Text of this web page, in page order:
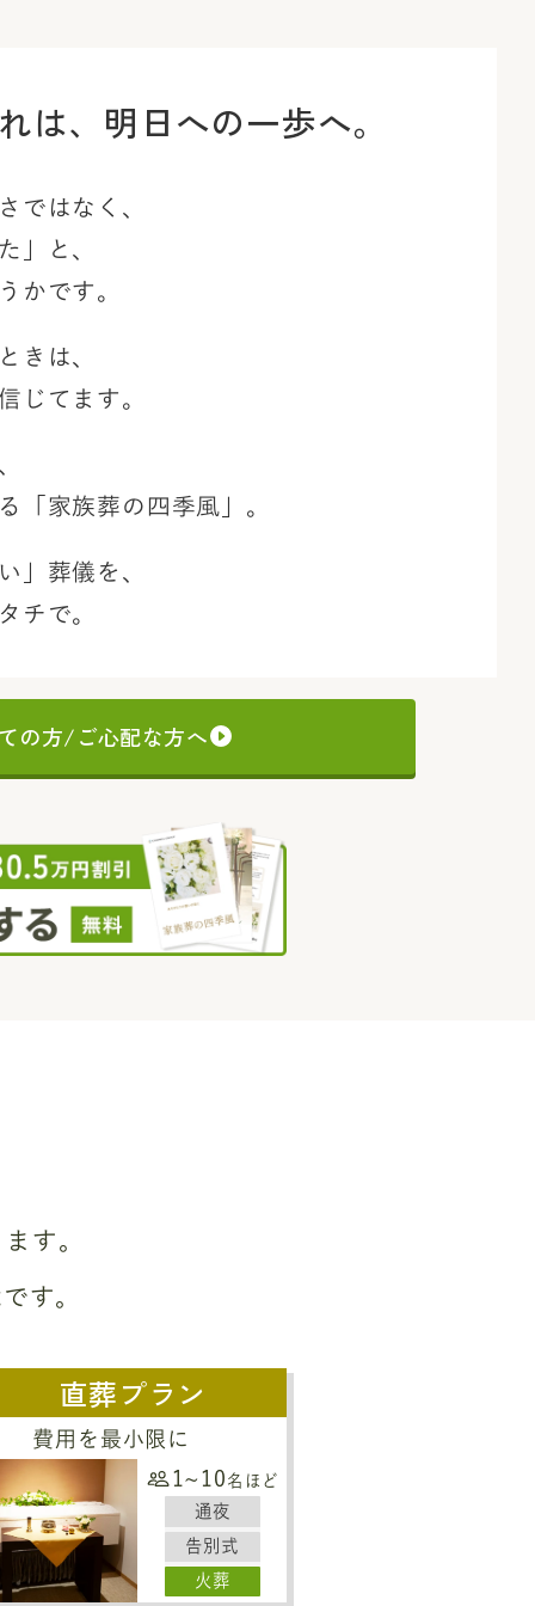
は、 明日への一歩へ。
ではなく、
」と、
かです。
きは、
じてます。
「家族葬の四季風」。
」葬儀を、
チで。
の方/ご心配な方へ
す。
す。
直葬プラン
費用を最小限に
1~10 名ほど
通夜
告別式
火葬